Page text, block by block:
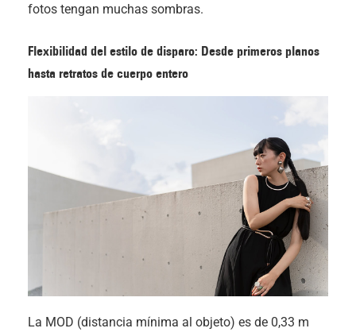
fotos tengan muchas sombras.
Flexibilidad del estilo de disparo: Desde primeros planos
hasta retratos de cuerpo entero
La MOD (distancia mínima al objeto) es de 0,33 m